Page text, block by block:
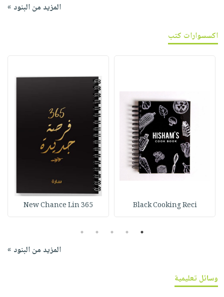
المزيد من البنود »
اكسسوارات كتب
Black Cooking Reci
365 New Chance Lin
1
2
3
4
5
المزيد من البنود »
وسائل تعليمية